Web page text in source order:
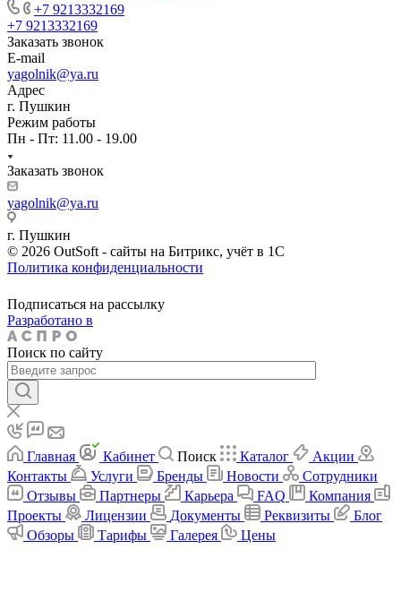
+7 9213332169
+7 9213332169
Заказать звонок
E-mail
yagolnik@ya.ru
Адрес
г. Пушкин
Режим работы
Пн - Пт: 11.00 - 19.00
Заказать звонок
yagolnik@ya.ru
г. Пушкин
© 2026 OutSoft - сайты на Битрикс, учёт в 1С
Политика конфиденциальности
Подписаться на рассылку
Разработано в
Поиск по сайту
Главная Кабинет Поиск Каталог
Акции
Контакты
Услуги Бренды Новости
Сотрудники
Отзывы
Партнеры Карьера FAQ
Компания
Проекты
Лицензии Документы Реквизиты
Блог
Обзоры
Тарифы Галерея Цены